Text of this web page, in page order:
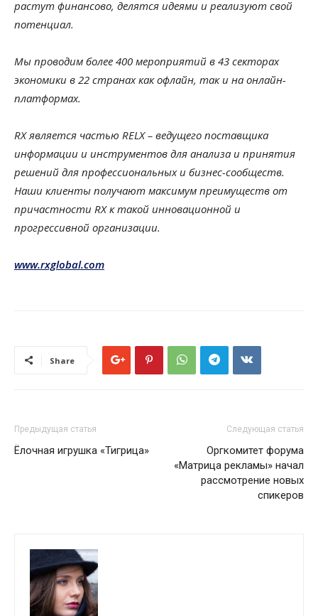
растут финансово, делятся идеями и реализуют свой
потенциал.
Мы проводим более 400 мероприятий в 43 секторах
экономики в 22 странах как офлайн, так и на онлайн-
платформах.
RX является частью RELX – ведущего поставщика
информации и инструментов для анализа и принятия
решений для профессиональных и бизнес-сообществ.
Наши клиенты получают максимум преимуществ от
причастности RX к такой инновационной и
прогрессивной организации.
www.rxglobal.com
Share
Предыдущая статья
Ёлочная игрушка «Тигрица»
Следующая статья
Оргкомитет форума
«Матрица рекламы» начал
рассмотрение новых
спикеров